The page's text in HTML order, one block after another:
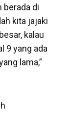
berada di
kita jajaki
kalau
9 yang ada
lama,”